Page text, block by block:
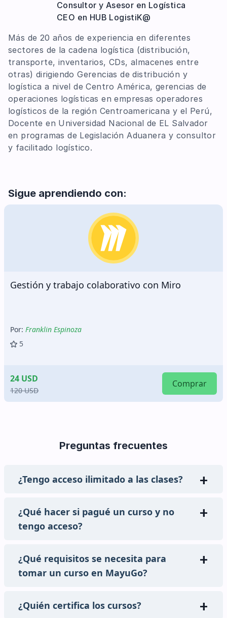
Consultor y Asesor en Logística
CEO en HUB LogistiK@
Más de 20 años de experiencia en diferentes
sectores de la cadena logística (distribución,
transporte, inventarios, CDs, almacenes entre
otras) dirigiendo Gerencias de distribución y
logística a nivel de Centro América, gerencias de
operaciones logísticas en empresas operadores
logísticos de la región Centroamericana y el Perú,
Docente en Universidad Nacional de EL Salvador
en programas de Legislación Aduanera y consultor
y facilitado logístico.
Sigue aprendiendo con:
Gestión y trabajo colaborativo con Miro
Por: Franklin Espinoza
5
24 USD
120 USD
Comprar
Preguntas frecuentes
¿Tengo acceso ilimitado a las clases?
¿Qué hacer si pagué un curso y no
tengo acceso?
¿Qué requisitos se necesita para
tomar un curso en MayuGo?
¿Quién certifica los cursos?